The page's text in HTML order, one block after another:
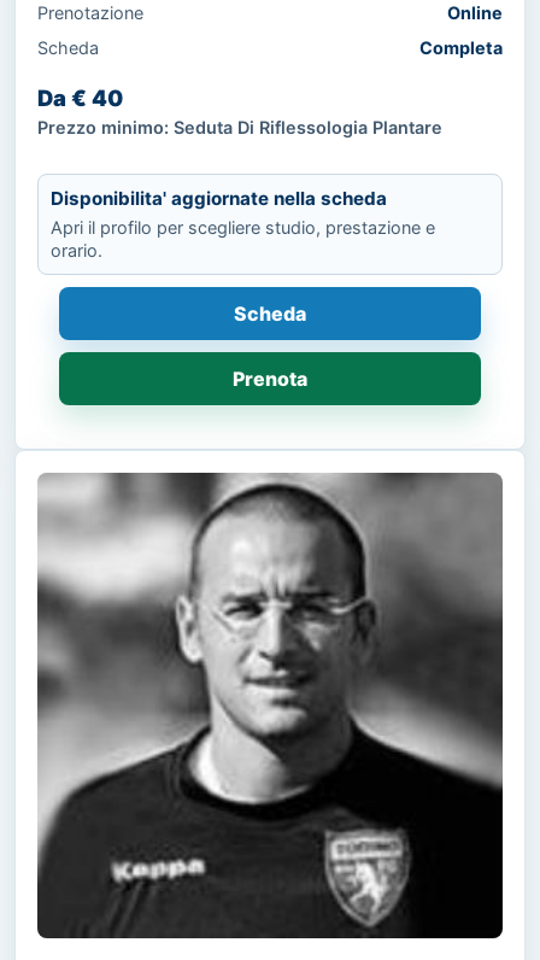
Prenotazione
Online
Scheda
Completa
Da € 40
Prezzo minimo: Seduta Di Riflessologia Plantare
Disponibilita' aggiornate nella scheda
Apri il profilo per scegliere studio, prestazione e
orario.
Scheda
Prenota